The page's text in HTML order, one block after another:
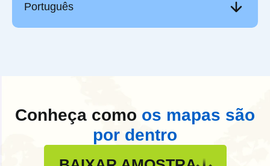
Português
Conheça como os mapas são
por dentro